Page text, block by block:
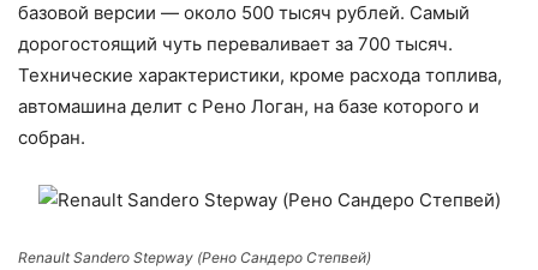
базовой версии — около 500 тысяч рублей. Самый
дорогостоящий чуть переваливает за 700 тысяч.
Технические характеристики, кроме расхода топлива,
автомашина делит с Рено Логан, на базе которого и
собран.
Renault Sandero Stepway (Рено Сандеро Степвей)